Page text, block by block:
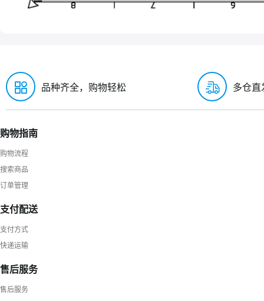
品种齐全，购物轻松 多仓直
购物指南
购物流程
搜索商品
订单管理
支付配送
支付方式
快递运输
售后服务
售后服务